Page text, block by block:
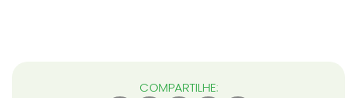
COMPARTILHE: